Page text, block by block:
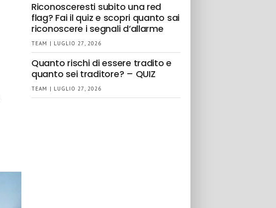
Riconosceresti subito una red
flag? Fai il quiz e scopri quanto sai
riconoscere i segnali d’allarme
TEAM | LUGLIO 27, 2026
Quanto rischi di essere tradito e
quanto sei traditore? – QUIZ
TEAM | LUGLIO 27, 2026